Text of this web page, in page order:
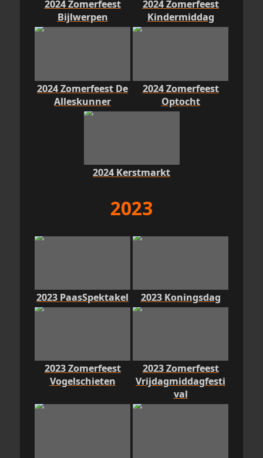
2024 Zomerfeest
Bijlwerpen
2024 Zomerfeest
Kindermiddag
2024 Zomerfeest De
Alleskunner
2024 Zomerfeest
Optocht
2024 Kerstmarkt
2023
2023 PaasSpektakel 2023 Koningsdag
2023 Zomerfeest
Vogelschieten
2023 Zomerfeest
Vrijdagmiddagfesti
val